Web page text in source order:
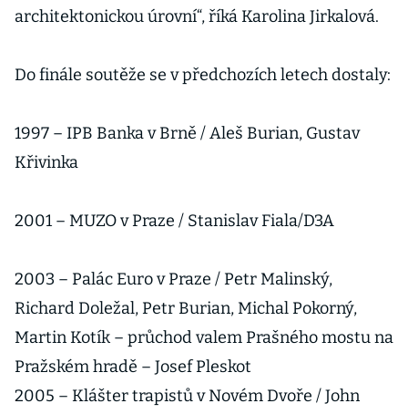
architektonickou úrovní“, říká Karolina Jirkalová.
Do finále soutěže se v předchozích letech dostaly:
1997 – IPB Banka v Brně / Aleš Burian, Gustav
Křivinka
2001 – MUZO v Praze / Stanislav Fiala/D3A
2003 – Palác Euro v Praze / Petr Malinský,
Richard Doležal, Petr Burian, Michal Pokorný,
Martin Kotík – průchod valem Prašného mostu na
Pražském hradě – Josef Pleskot
2005 – Klášter trapistů v Novém Dvoře / John